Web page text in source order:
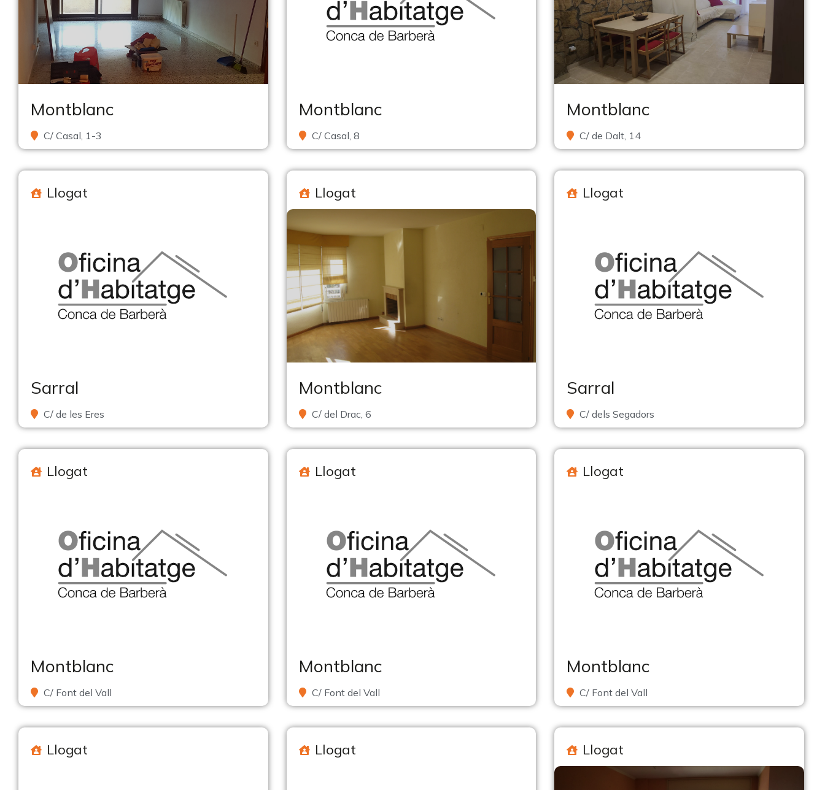
Montblanc
C/ Casal, 1-3
Montblanc
C/ Casal, 8
Montblanc
C/ de Dalt, 14
Llogat
Sarral
C/ de les Eres
Llogat
Montblanc
C/ del Drac, 6
Llogat
Sarral
C/ dels Segadors
Llogat
Montblanc
C/ Font del Vall
Llogat
Montblanc
C/ Font del Vall
Llogat
Montblanc
C/ Font del Vall
Llogat Llogat Llogat